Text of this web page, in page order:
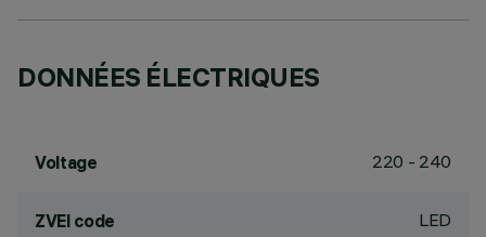
DONNÉES ÉLECTRIQUES
Voltage 220 - 240
ZVEI code LED